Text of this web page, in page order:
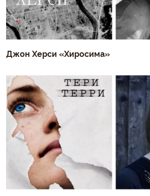
Джон Херси «Хиросима»